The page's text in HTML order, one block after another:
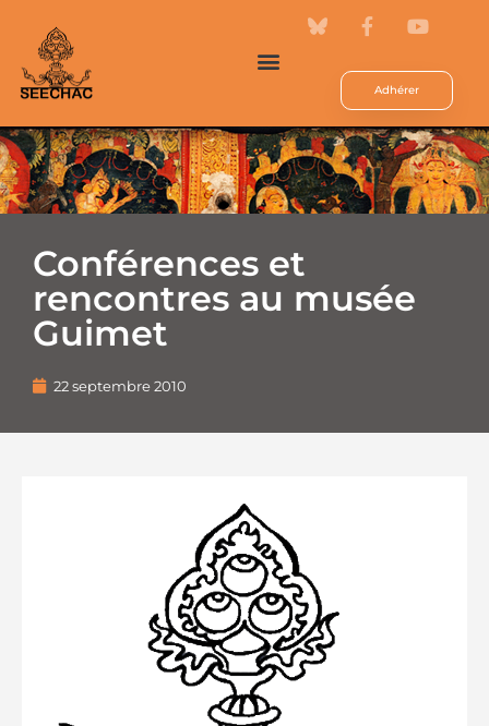
Adhérer
Conférences et
rencontres au musée
Guimet
22 septembre 2010